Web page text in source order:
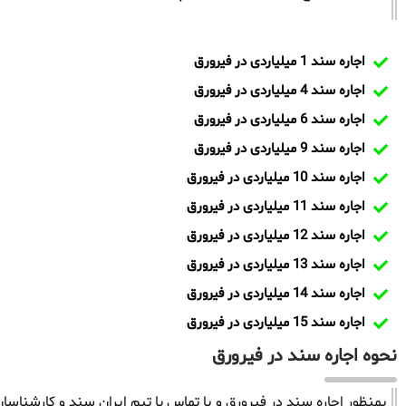
اجاره سند 1 میلیاردی در فیرورق
اجاره سند 4 میلیاردی در فیرورق
اجاره سند 6 میلیاردی در فیرورق
اجاره سند 9 میلیاردی در فیرورق
اجاره سند 10 میلیاردی در فیرورق
اجاره سند 11 میلیاردی در فیرورق
اجاره سند 12 میلیاردی در فیرورق
اجاره سند 13 میلیاردی در فیرورق
اجاره سند 14 میلیاردی در فیرورق
اجاره سند 15 میلیاردی در فیرورق
نحوه اجاره سند در فیرورق